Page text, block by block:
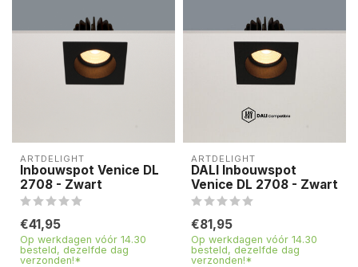
ARTDELIGHT
Inbouwspot Venice DL
2708 - Zwart
€41,95
Op werkdagen vóór 14.30
besteld, dezelfde dag
verzonden!*
ARTDELIGHT
DALI Inbouwspot
Venice DL 2708 - Zwart
€81,95
Op werkdagen vóór 14.30
besteld, dezelfde dag
verzonden!*